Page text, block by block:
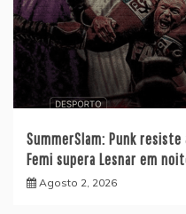
SummerSlam: Punk resiste
Femi supera Lesnar em
Agosto 2, 2026